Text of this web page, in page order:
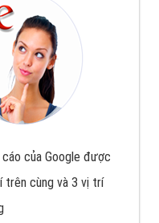
của Google được
cùng và 3 vị trí